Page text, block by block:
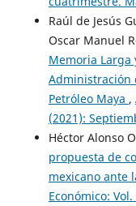
Raúl de Jesús
Oscar Manuel
Memoria Larga
Administración
Petróleo Maya ,
(2021):
Héctor Alonso
propuesta de
mexicano ante
Económico: